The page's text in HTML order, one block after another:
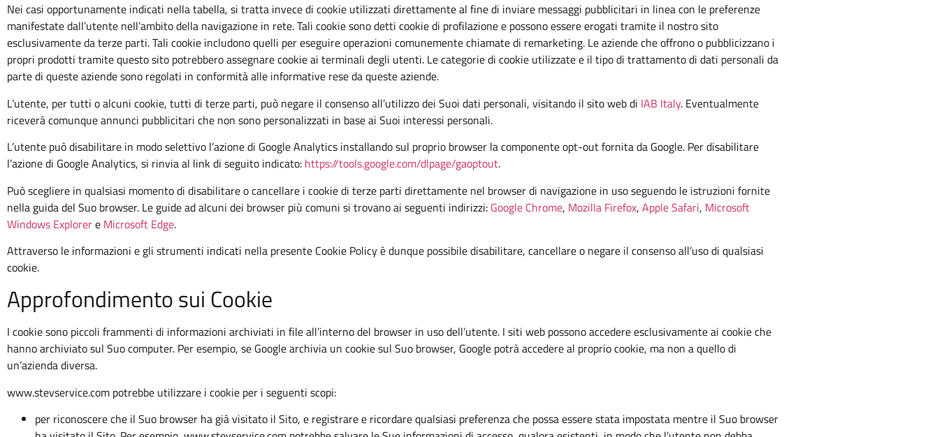
Nei casi opportunamente indicati nella tabella, si tratta invece di cookie utilizzati direttamente al fine di inviare messaggi pubblicitari in linea con le preferenze
manifestate dall’utente nell’ambito della navigazione in rete. Tali cookie sono detti cookie di profilazione e possono essere erogati tramite il nostro sito
esclusivamente da terze parti. Tali cookie includono quelli per eseguire operazioni comunemente chiamate di remarketing. Le aziende che offrono o pubblicizzano i
propri prodotti tramite questo sito potrebbero assegnare cookie ai terminali degli utenti. Le categorie di cookie utilizzate e il tipo di trattamento di dati personali da
parte di queste aziende sono regolati in conformità alle informative rese da queste aziende.
L’utente, per tutti o alcuni cookie, tutti di terze parti, può negare il consenso all’utilizzo dei Suoi dati personali, visitando il sito web di IAB Italy. Eventualmente
riceverà comunque annunci pubblicitari che non sono personalizzati in base ai Suoi interessi personali.
L’utente può disabilitare in modo selettivo l’azione di Google Analytics installando sul proprio browser la componente opt-out fornita da Google. Per disabilitare
l’azione di Google Analytics, si rinvia al link di seguito indicato: https://tools.google.com/dlpage/gaoptout.
Può scegliere in qualsiasi momento di disabilitare o cancellare i cookie di terze parti direttamente nel browser di navigazione in uso seguendo le istruzioni fornite
nella guida del Suo browser. Le guide ad alcuni dei browser più comuni si trovano ai seguenti indirizzi: Google Chrome, Mozilla Firefox, Apple Safari, Microsoft
Windows Explorere Microsoft Edge.
Attraverso le informazioni e gli strumenti indicati nella presente Cookie Policy è dunque possibile disabilitare, cancellare o negare il consenso all’uso di qualsiasi
cookie.
Approfondimento sui Cookie
I cookie sono piccoli frammenti di informazioni archiviati in file all’interno del browser in uso dell’utente. I siti web possono accedere esclusivamente ai cookie che
hanno archiviato sul Suo computer. Per esempio, se Google archivia un cookie sul Suo browser, Google potrà accedere al proprio cookie, ma non a quello di
un’azienda diversa.
www.stevservice.com potrebbe utilizzare i cookie per i seguenti scopi:
per riconoscere che il Suo browser ha già visitato il Sito, e registrare e ricordare qualsiasi preferenza che possa essere stata impostata mentre il Suo browser